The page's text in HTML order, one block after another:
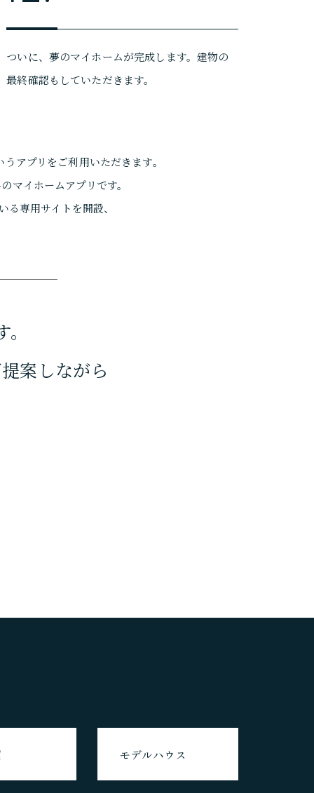
施工事例
お客様の声
ついに、夢のマイホームが完成します。建物の
最終確認もしていただきます。
アプリをご利用いただきます。
マイホームアプリです。
る専用サイトを開設、
案しながら
モデルハウス